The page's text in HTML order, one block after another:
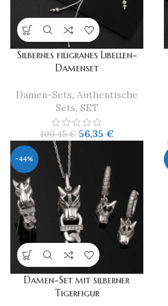
Silbernes filigranes Libellen-
Damenset
Damen-Sets, Authentische
Sets, SET
100,45€ 56,35 €
-44%
Damen-Set mit silberner
Tigerfigur